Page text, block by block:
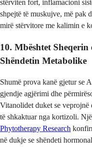
stërviten fort, inflamacioni
shpejtë të muskujve, më pak
mirë stërvitore me kalimin e
10. Mbështet Sheqerin
Shëndetin Metabolike
Shumë prova kanë gjetur se
gjendje agjërimi dhe
Vitanolidet duket se
të shkaktuar nga kortizoli. Një
Phytotherapy Research
në dukje se shëndeti